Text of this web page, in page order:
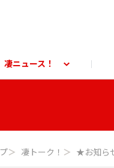
凄ニュース！
問」 商品に関する
＞ 凄トーク！ ＞ ★お知ら